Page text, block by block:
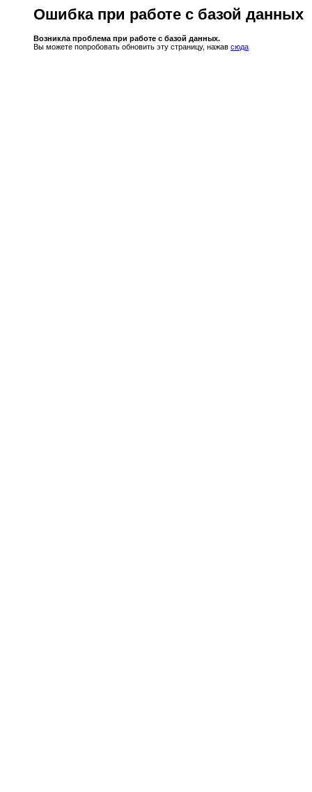
Ошибка при работе с базой данных
Возникла проблема при работе с базой данных.
Вы можете попробовать обновить эту страницу, нажав сюда